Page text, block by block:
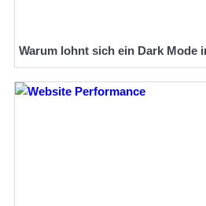
Warum lohnt sich ein Dark Mode